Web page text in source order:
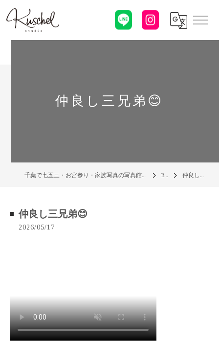
仲良し三兄弟😊
千葉で七五三・お宮参り・家族写真の写真館なら「クシェルスタジオ」 Blog 仲良し三兄弟😊
仲良し三兄弟😊
2026/05/17